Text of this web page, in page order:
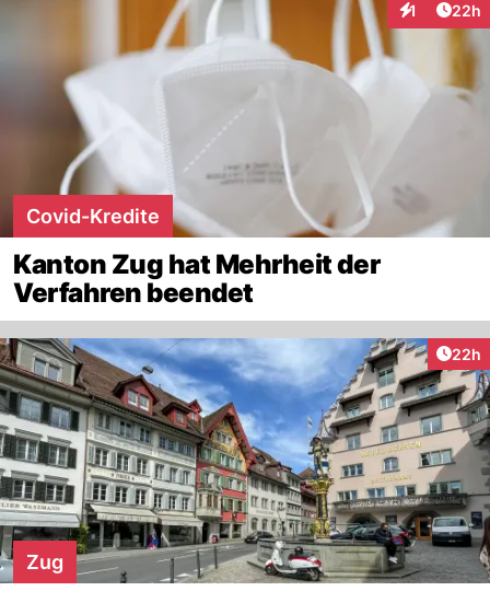
1
Interaktionen
22h
Covid-Kredite
Kanton Zug hat Mehrheit der
Verfahren beendet
22h
Zug